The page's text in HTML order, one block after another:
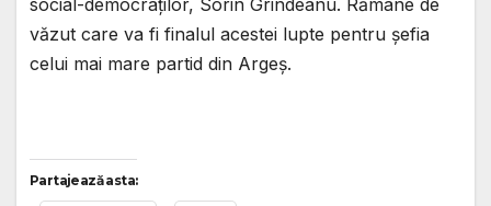
văzut care va fi finalul acestei lupte pentru șefia
celui mai mare partid din Argeș.
Partajează asta: